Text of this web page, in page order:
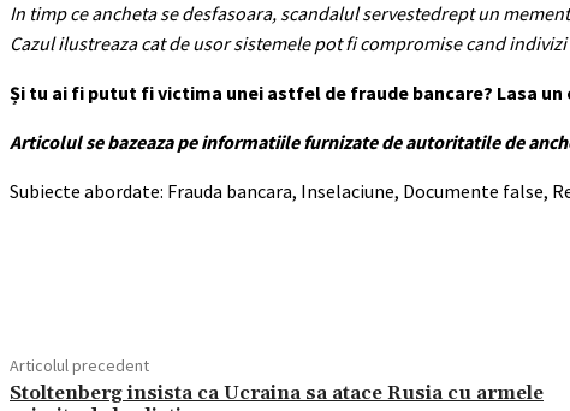
In timp ce ancheta se desfasoara, scandalul servestedrept un
Cazul ilustreaza cat de usor sistemele pot fi compromise cand
Și tu ai fi putut fi victima unei astfel de fraude bancare? Lasa
Articolul se bazeaza pe informatiile furnizate de autoritatile de
Subiecte abordate: Frauda bancara, Inselaciune, Documente false,
Articolul precedent
Stoltenberg insista ca Ucraina sa atace Rusia cu armele